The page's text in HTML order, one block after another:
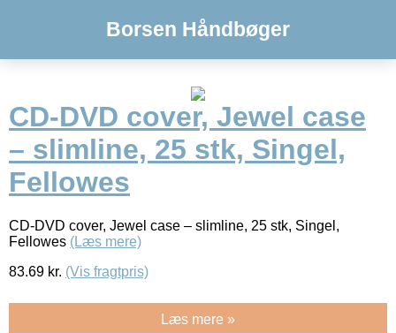
Borsen Håndbøger
CD-DVD cover, Jewel case
– slimline, 25 stk, Singel,
Fellowes
CD-DVD cover, Jewel case – slimline, 25 stk, Singel,
Fellowes (Læs mere)
83.69 kr. (Vis fragtpris)
Læs mere »